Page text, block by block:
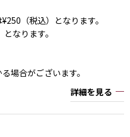
（税込）となります。
なります。
場合がございます。
詳細を見る